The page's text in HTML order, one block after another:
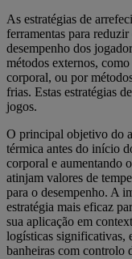
As estratégias de
ferramentas para
desempenho dos
métodos externos,
corporal, ou por
frias. Estas estratégias
jogos.
O principal objetivo do
térmica antes do início
corporal e aumentando
atinjam valores de
para o desempenho. A
estratégia mais eficaz
sua aplicação em
logísticas significativas,
banheiras com controlo